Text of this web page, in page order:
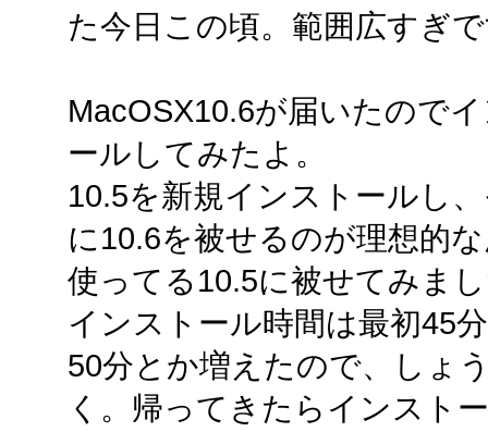
た今日この頃。範囲広すぎ
MacOSX10.6が届いたので
ールしてみたよ。
10.5を新規インストールし
に10.6を被せるのが理想的
使ってる10.5に被せてみま
インストール時間は最初45
50分とか増えたので、しょ
く。帰ってきたらインスト